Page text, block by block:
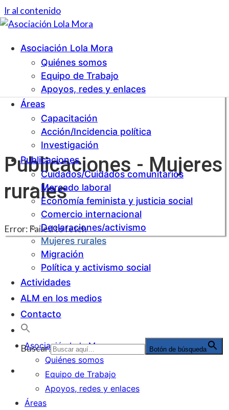
Ir al contenido
Asociación Lola Mora
Investigación y Capacitación para la Acción
Asociación Lola Mora
Quiénes somos
Equipo de Trabajo
Apoyos, redes y enlaces
Áreas
Capacitación
Acción/Incidencia política
Investigación
Publicaciones
Cuidados/Cuidados comunitarios
Mercado laboral
Economía feminista y justicia social
Comercio internacional
Declaraciones/activismo
Mujeres rurales
Migración
Política y activismo social
Actividades
ALM en los medios
Contacto
Buscar: Botón de búsqueda
Inicio
Mujeres rurales
Publicaciones - Mujeres
rurales
Error: Failed to fetch
Asociación Lola Mora
Quiénes somos
Equipo de Trabajo
Apoyos, redes y enlaces
Áreas